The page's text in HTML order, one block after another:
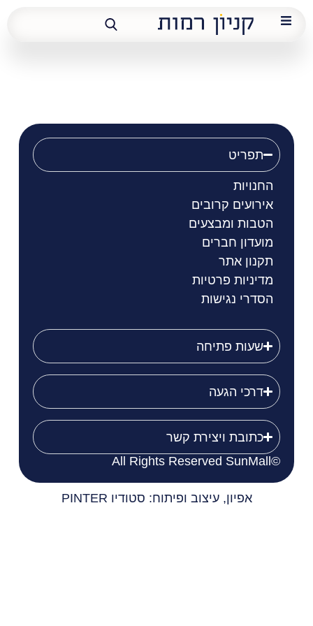
תפריט
החנויות
אירועים קרובים
הטבות ומבצעים
מועדון חברים
תקנון אתר
מדיניות פרטיות
הסדרי נגישות
שעות פתיחה
דרכי הגעה
כתובת ויצירת קשר
©All Rights Reserved SunMall
אפיון, עיצוב ופיתוח: סטודיו PINTER